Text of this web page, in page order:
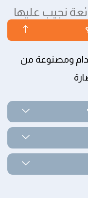
نجيب عليها
ومصنوعة من